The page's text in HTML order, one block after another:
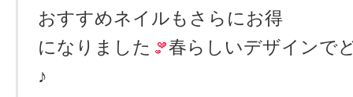
おすすめネイルもさらにお得
になりました
春らしいデザインで
♪